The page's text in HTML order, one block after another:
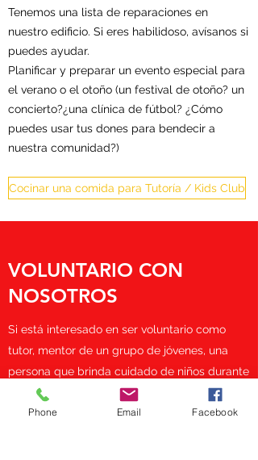
Tenemos una lista de reparaciones en
nuestro edificio. Si eres habilidoso, avísanos si
puedes ayudar.
Planificar y preparar un evento especial para
el verano o el otoño (un festival de otoño? un
concierto?¿una clínica de fútbol? ¿Cómo
puedes usar tus dones para bendecir a
nuestra comunidad?)
Cocinar una comida para Tutoría / Kids Club
VOLUNTARIO CON
NOSOTROS
Si está interesado en ser voluntario como
tutor, mentor de un grupo de jóvenes, una
persona que brinda cuidado de niños durante
el estudio bíblico para adultos o un
proveedor de programas especiales,
Phone Email Facebook